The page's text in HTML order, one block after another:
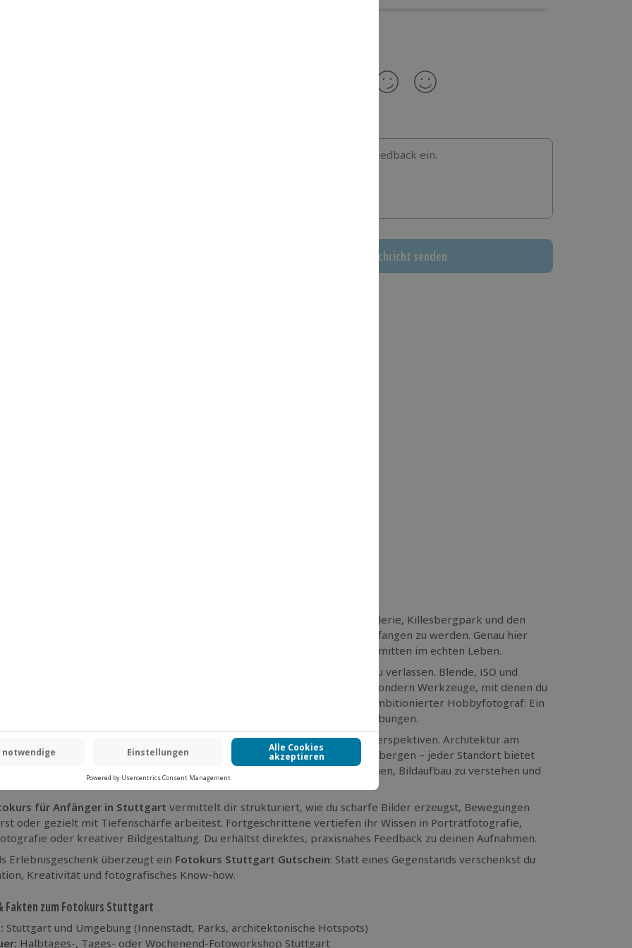
Bitte gib hier dein Feedback ein.
Nachricht senden
ist mehr als Automobile und Kesselblick. Zwischen Schlossplatz, Staatsgalerie, Killesbergpark und den
rund um die Stadt eröffnen sich Motive, die nur darauf warten, eingefangen zu werden. Genau hier
– nicht in einem sterilen Seminarraum, sondern mitten im echten Leben.
deine Kamera bewusst zu steuern, statt dich auf den Automatikmodus zu verlassen. Blende, ISO und
sind nach diesem Fotografie Kurs in Stuttgart keine Rätsel mehr, sondern Werkzeuge, mit denen du
und Stimmungen erzeugst. Ob Einsteiger ohne Vorkenntnisse oder ambitionierter Hobbyfotograf: Ein
verbindet Theorie und direkte Praxis in realen Umgebungen.
mit einem erfahrenen Fotografen entdeckst du die Stadt aus neuen Perspektiven. Architektur am
Street Photography in der Innenstadt oder Naturmotive in den Weinbergen – jeder Standort bietet
fotografische Herausforderungen. Ziel ist es, Motive bewusst wahrzunehmen, Bildaufbau zu verstehen und
für Anfänger in Stuttgart vermittelt dir strukturiert, wie du scharfe Bilder erzeugst, Bewegungen
oder gezielt mit Tiefenschärfe arbeitest. Fortgeschrittene vertiefen ihr Wissen in Porträtfotografie,
oder kreativer Bildgestaltung. Du erhältst direktes, praxisnahes Feedback zu deinen Aufnahmen.
Erlebnisgeschenk überzeugt ein Fotokurs Stuttgart Gutschein: Statt eines Gegenstands verschenkst du
Kreativität und fotografisches Know-how.
Fakten zum Fotokurs Stuttgart
Stuttgart und Umgebung (Innenstadt, Parks, architektonische Hotspots)
Halbtages-, Tages- oder Wochenend-Fotoworkshop Stuttgart